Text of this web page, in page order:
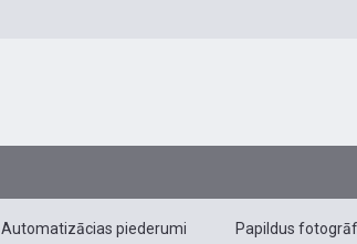
Automatizācias piederumi Papildus